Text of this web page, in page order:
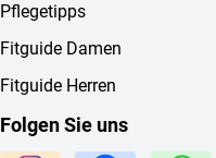
Pflegetipps
Fitguide Damen
Fitguide Herren
Folgen Sie uns